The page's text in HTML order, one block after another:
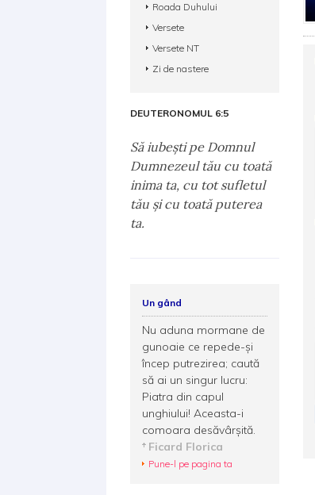
Roada Duhului
Versete
Versete NT
Zi de nastere
DEUTERONOMUL 6:5
Să iubeşti pe Domnul
Dumnezeul tău cu toată
inima ta, cu tot sufletul
tău şi cu toată puterea
ta.
Un gând
Nu aduna mormane de
gunoaie ce repede-şi
încep putrezirea; caută
să ai un singur lucru:
Piatra din capul
unghiului! Aceasta-i
comoara desăvârşită.
Ficard Florica
Pune-l pe pagina ta